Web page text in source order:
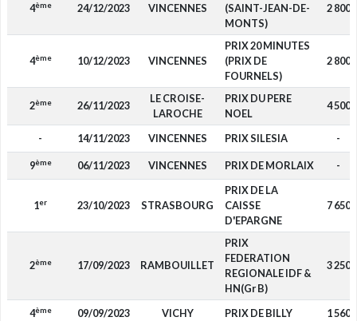
4ème 24/12/2023 VINCENNES
(SAINT-JEAN-DE-
MONTS)
2 800
4ème 10/12/2023 VINCENNES
PRIX 20 MINUTES
(PRIX DE
FOURNELS)
2 800
2ème 26/11/2023
LE CROISE-
LAROCHE
PRIX DU PERE
NOEL
4 500
- 14/11/2023 VINCENNES PRIX SILESIA -
9ème 06/11/2023 VINCENNES PRIX DE MORLAIX -
1er 23/10/2023 STRASBOURG
PRIX DE LA
CAISSE
D'EPARGNE
7 650
2ème 17/09/2023 RAMBOUILLET
PRIX
FEDERATION
REGIONALE IDF &
HN(Gr B)
3 250
4ème 09/09/2023 VICHY PRIX DE BILLY 1 560